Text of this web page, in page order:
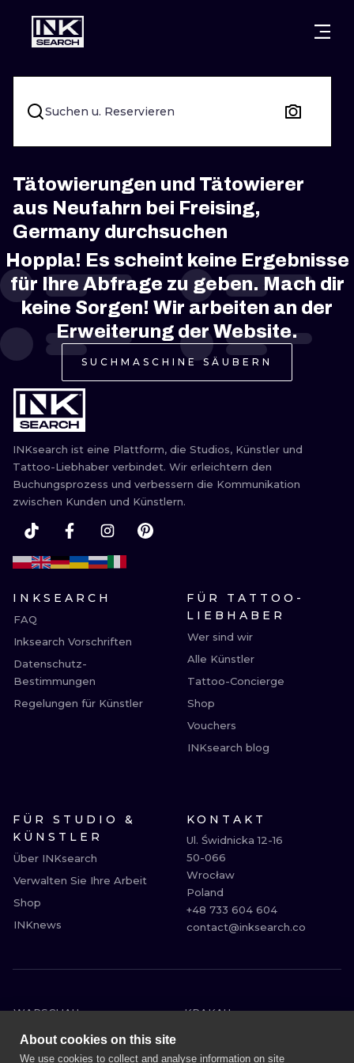
STÄDTE WARSCHAU
KRAKAU
BERLIN LONDON
HEIDELBERG EDINBURGH
MANCHESTER AMSTERDAM
ATHEN BUDAPEST
STYLES
UNTERTITEL
NEW
SURREAL
JAPANISCH
CARTOONS
Suchen u. Reservieren
Tätowierungen und Tätowierer
aus Neufahrn bei Freising,
Germany durchsuchen
Hoppla! Es scheint keine Ergebnisse
für Ihre Abfrage zu geben. Mach dir
keine Sorgen! Wir arbeiten an der
Erweiterung der Website.
SUCHMASCHINE SÄUBERN
INKsearch ist eine Plattform, die Studios, Künstler und
Tattoo-Liebhaber verbindet. Wir erleichtern den
Buchungsprozess und verbessern die Kommunikation
zwischen Kunden und Künstlern.
INKSEARCH
FAQ
Inksearch Vorschriften
Datenschutz-
Bestimmungen
Regelungen für Künstler
FÜR TATTOO-
LIEBHABER
Wer sind wir
Alle Künstler
Tattoo-Concierge
Shop
Vouchers
INKsearch blog
FÜR STUDIO &
KÜNSTLER
Über INKsearch
Verwalten Sie Ihre Arbeit
Shop
INKnews
KONTAKT
Ul. Świdnicka 12-16
50-066
Wrocław
Poland
+48 733 604 604
contact@inksearch.co
WARSCHAU
KRAKAU
BRESLAU
LONDON
HEIDELBERG
About cookies on this site
We use cookies to collect and analyse information on site